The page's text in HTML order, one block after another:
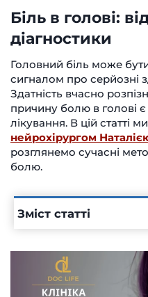
Біль в голові:
діагностики
Головний біль може
сигналом про серйозні
Здатність вчасно
причину болю в голові
лікування. В цій статті
нейрохірургом
розглянемо сучасні
болю.
Зміст статті